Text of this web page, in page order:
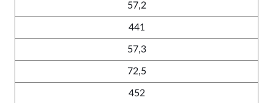
57,2
441
57,3
72,5
452